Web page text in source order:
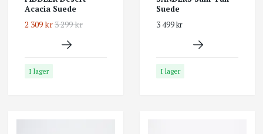
Acacia Suede
2 309 kr3 299 kr
I lager
Suede
3 499 kr
I lager